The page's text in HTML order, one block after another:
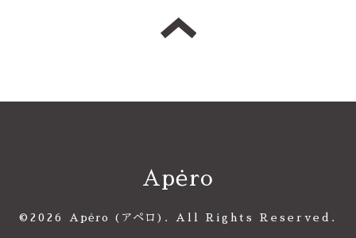
Apėro
©2026 Apėro (アペロ) . All Rights Reserved.